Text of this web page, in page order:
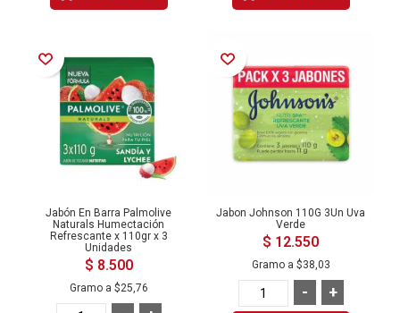
Añadir a la Lista de Deseos
Jabón En Barra Palmolive
Naturals Humectación
Refrescante x 110gr x 3
Unidades
$ 8.500
Gramo a $25,76
Añadir a la Lista de Deseos
Jabon Johnson 110G 3Un Uva
Verde
$ 12.550
Gramo a $38,03
+
-